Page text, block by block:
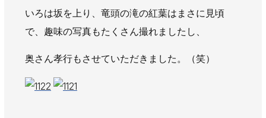
お知らせ
社長ブログ イベント お知らせ
チラシ
AWAJYUブログ
安房住まいる
大型工事施工事例
いろは坂を上り、竜頭の滝の紅葉はまさに見頃
で、趣味の写真もたくさん撮れましたし、
奥さん孝行もさせていただきました。（笑）